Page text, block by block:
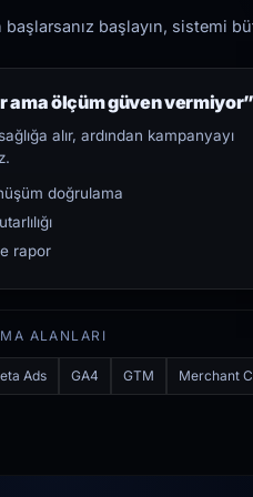
başlayın, sistemi
ama ölçüm güven
alır, ardından kampanyayı
doğrulama
rapor
ALANLARI
Ads GA4 GTM Merchant